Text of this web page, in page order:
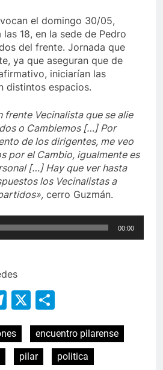
el domingo 30/05,
18, en la sede de Pedro
del frente. Jornada que
ya que aseguran que de
iniciarían las
distintos espacios.
frente Vecinalista que se alie
o Cambiemos […] Por
de los dirigentes, me veo
por el Cambio, igualmente es
[…] Hay que ver hasta
los Vecinalistas a
cerro Guzmán.
00:00
Telegram
X
encuentro pilarense
pilar politica